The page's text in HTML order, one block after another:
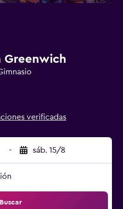
Greenwich
verificadas
- sáb. 15/8
Buscar